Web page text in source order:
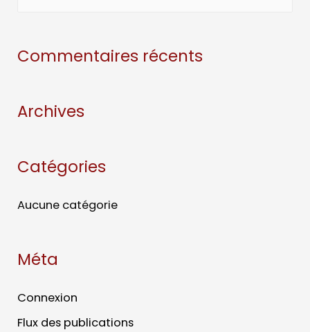
Commentaires récents
Archives
Catégories
Aucune catégorie
Méta
Connexion
Flux des publications